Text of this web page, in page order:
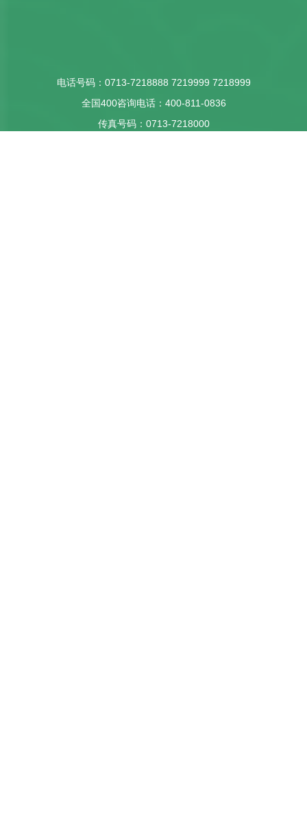
电话号码： 0713-7218888 7219999 7218999
全国400咨询电话： 400-811-0836
传真号码： 0713-7218000